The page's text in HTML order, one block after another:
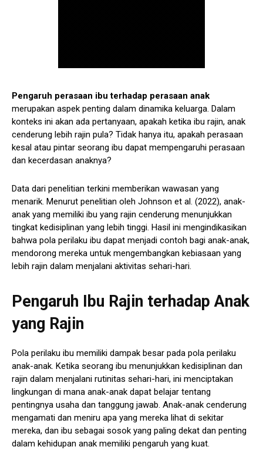
Pengaruh perasaan ibu terhadap perasaan anak
merupakan aspek penting dalam dinamika keluarga. Dalam
konteks ini akan ada pertanyaan, apakah ketika ibu rajin, anak
cenderung lebih rajin pula? Tidak hanya itu, apakah perasaan
kesal atau pintar seorang ibu dapat mempengaruhi perasaan
dan kecerdasan anaknya?
Data dari penelitian terkini memberikan wawasan yang
menarik. Menurut penelitian oleh Johnson et al. (2022), anak-
anak yang memiliki ibu yang rajin cenderung menunjukkan
tingkat kedisiplinan yang lebih tinggi. Hasil ini mengindikasikan
bahwa pola perilaku ibu dapat menjadi contoh bagi anak-anak,
mendorong mereka untuk mengembangkan kebiasaan yang
lebih rajin dalam menjalani aktivitas sehari-hari.
Pengaruh Ibu Rajin terhadap Anak
yang Rajin
Pola perilaku ibu memiliki dampak besar pada pola perilaku
anak-anak. Ketika seorang ibu menunjukkan kedisiplinan dan
rajin dalam menjalani rutinitas sehari-hari, ini menciptakan
lingkungan di mana anak-anak dapat belajar tentang
pentingnya usaha dan tanggung jawab. Anak-anak cenderung
mengamati dan meniru apa yang mereka lihat di sekitar
mereka, dan ibu sebagai sosok yang paling dekat dan penting
dalam kehidupan anak memiliki pengaruh yang kuat.